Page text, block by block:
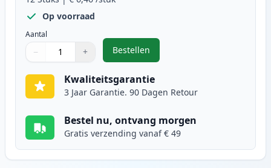
Op voorraad
Aantal
Gebruik de knoppen om aan te passen
− +
1
Bestellen
,12 stuks Canon PGI-570XL &
Kwaliteitsgarantie
3 Jaar Garantie. 90 Dagen Retour
Bestel nu, ontvang morgen
Gratis verzending vanaf € 49